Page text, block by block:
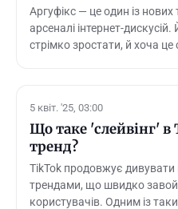
Аргуфікс — це один із нових
арсеналі інтернет-
стрімко зростати, й хоча це
5 квіт. '25, 03:00
Що таке 'слейвінг' в
тренд?
TikTok продовжує
трендами, що швидко
користувачів. Одним із